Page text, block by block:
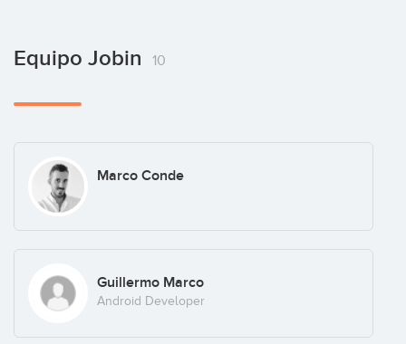
Equipo Jobin 10
Marco Conde
Guillermo Marco
Android Developer